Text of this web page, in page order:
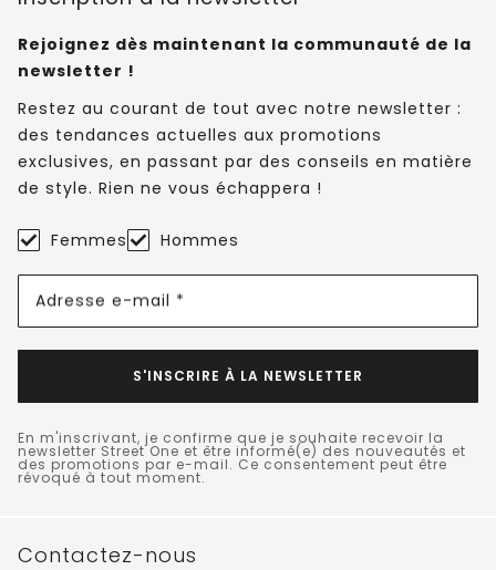
Rejoignez dès maintenant la communauté de la
newsletter !
Restez au courant de tout avec notre newsletter :
des tendances actuelles aux promotions
exclusives, en passant par des conseils en matière
de style. Rien ne vous échappera !
Femmes Hommes
Adresse e-mail *
S'INSCRIRE À LA NEWSLETTER
En m'inscrivant, je confirme que je souhaite recevoir la
newsletter Street One et être informé(e) des nouveautés et
des promotions par e-mail. Ce consentement peut être
révoqué à tout moment.
Contactez-nous